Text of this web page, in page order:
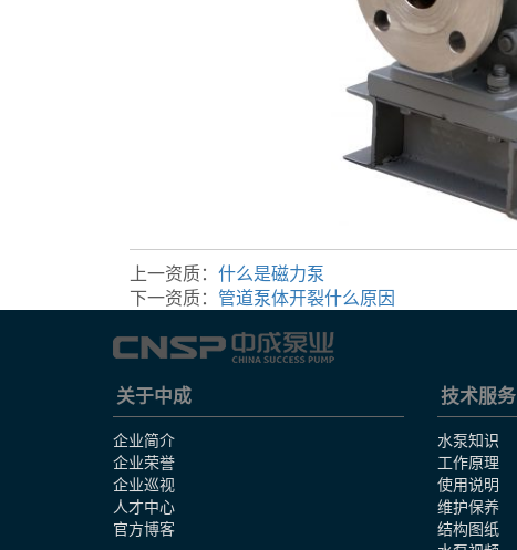
上一资质： 什么是磁力泵
下一资质： 管道泵体开裂什么原因
关于中成
企业简介
企业荣誉
企业巡视
人才中心
官方博客
技术服务
水泵知识
工作原理
使用说明
维护保养
结构图纸